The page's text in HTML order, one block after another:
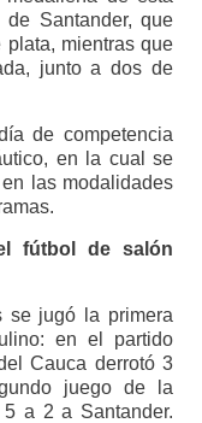
Santander, que
plata, mientras que
junto a dos de
de competencia
en la cual se
las modalidades
fútbol de salón
se jugó la primera
en el partido
Cauca derrotó 3
juego de la
a 2 a Santander.